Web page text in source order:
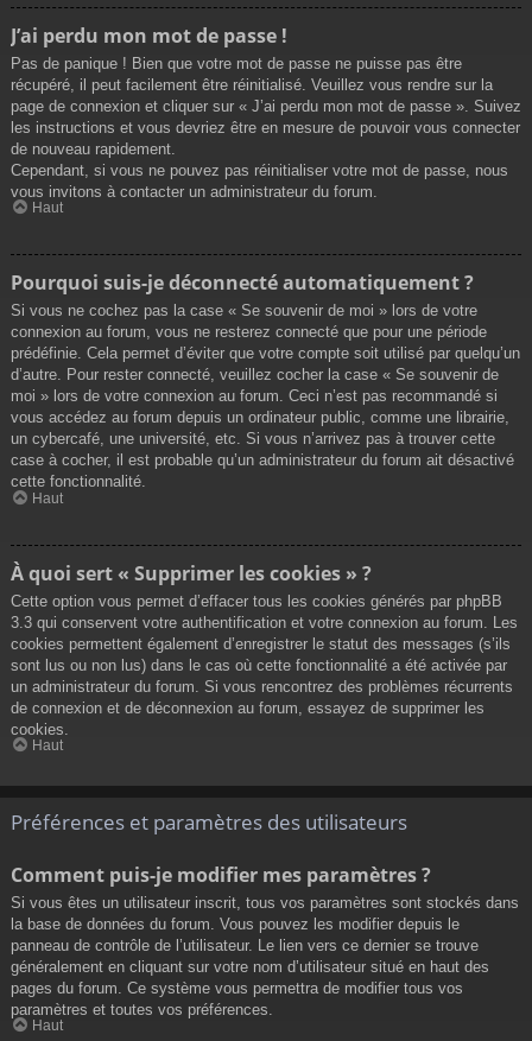
J’ai perdu mon mot de passe !
Pas de panique ! Bien que votre mot de passe ne puisse pas être
récupéré, il peut facilement être réinitialisé. Veuillez vous rendre sur la
page de connexion et cliquer sur « J’ai perdu mon mot de passe ». Suivez
les instructions et vous devriez être en mesure de pouvoir vous connecter
de nouveau rapidement.
Cependant, si vous ne pouvez pas réinitialiser votre mot de passe, nous
vous invitons à contacter un administrateur du forum.
Haut
Pourquoi suis-je déconnecté automatiquement ?
Si vous ne cochez pas la case « Se souvenir de moi » lors de votre
connexion au forum, vous ne resterez connecté que pour une période
prédéfinie. Cela permet d’éviter que votre compte soit utilisé par quelqu’un
d’autre. Pour rester connecté, veuillez cocher la case « Se souvenir de
moi » lors de votre connexion au forum. Ceci n’est pas recommandé si
vous accédez au forum depuis un ordinateur public, comme une librairie,
un cybercafé, une université, etc. Si vous n’arrivez pas à trouver cette
case à cocher, il est probable qu’un administrateur du forum ait désactivé
cette fonctionnalité.
Haut
À quoi sert « Supprimer les cookies » ?
Cette option vous permet d’effacer tous les cookies générés par phpBB
3.3 qui conservent votre authentification et votre connexion au forum. Les
cookies permettent également d’enregistrer le statut des messages (s’ils
sont lus ou non lus) dans le cas où cette fonctionnalité a été activée par
un administrateur du forum. Si vous rencontrez des problèmes récurrents
de connexion et de déconnexion au forum, essayez de supprimer les
cookies.
Haut
Préférences et paramètres des utilisateurs
Comment puis-je modifier mes paramètres ?
Si vous êtes un utilisateur inscrit, tous vos paramètres sont stockés dans
la base de données du forum. Vous pouvez les modifier depuis le
panneau de contrôle de l’utilisateur. Le lien vers ce dernier se trouve
généralement en cliquant sur votre nom d’utilisateur situé en haut des
pages du forum. Ce système vous permettra de modifier tous vos
paramètres et toutes vos préférences.
Haut